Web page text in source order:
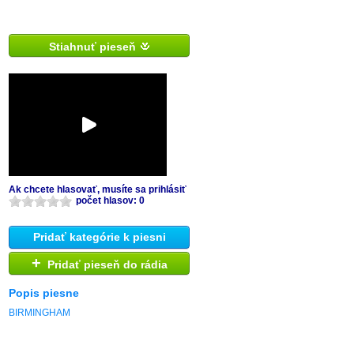
Stiahnuť pieseň
Ak chcete hlasovať, musíte sa prihlásiť
počet hlasov: 0
Pridať kategórie k piesni
+ Pridať pieseň do rádia
Popis piesne
BIRMINGHAM